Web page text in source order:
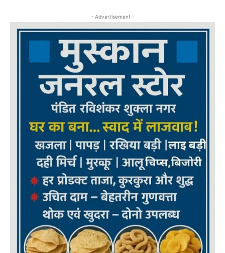
- Advertisement -